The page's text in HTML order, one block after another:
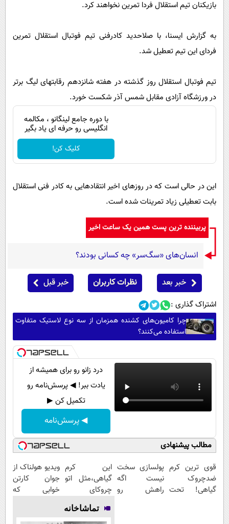
سرگرمی
گوناگون
محیط زیست
سلامت
فرهنگی
بین الملل
اجتماعی
پیامک
آشپزی
بازیکنان تیم استقلال فردا تمرین نخواهند کرد.
به گزارش ایسنا، با صلاحدید کادرفنی تیم فوتبال استقلال تمرین
فردای این تیم تعطیل شد.
تیم فوتبال استقلال روز گذشته در هفته شانزدهم رقابتهای لیگ برتر
در ورزشگاه آزادی مقابل شمس آذر شکست خورد.
با دوره جامع لینگانو ، مکالمه
انگلیسی رو حرفه ای یاد بگیر
کلیک کن!
این در حالی است که در روزهای اخیر انتقادهایی به کادر فنی استقلال
بابت تعطیلی زیاد تمرینات شده است.
پربیننده ترین پست همین یک ساعت اخیر
انسان‌های «سگ‌سر» چه کسانی بودند؟
خبر بعد نظرات کاربران خبر قبل
اشتراک گذاری :
چرا کامیون‌های کشنده همزمان از سه نوع لاستیک متفاوت
استفاده می‌کنند؟
درد زانو رو برای همیشه از
یادت ببر! ◀ پرسش‌نامه رو
تکمیل کن ▶
◀ پرسش‌نامه
مطالب پیشنهادی
قوی ترین کرم
ضدچروک
گیاهی! تحت
پولسازی سخت
نیست اگه
راهش رو
این کرم
گیاهی،مثل اتو
چروکای
پوستتوصاف
میکنه!50%تخفیف
ویدیو هولناک از
جوان کارتن
خوابی که
تماشاخانه